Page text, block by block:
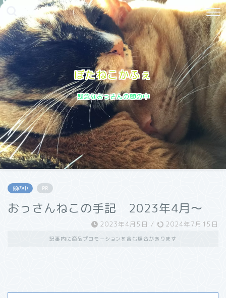
ぼたねこかふぇ
残念なおっさんの頭の中
頭の中 PR
おっさんねこの手記 2023年4月〜
2023年4月5日 / 2024年7月15日
記事内に商品プロモーションを含む場合があります